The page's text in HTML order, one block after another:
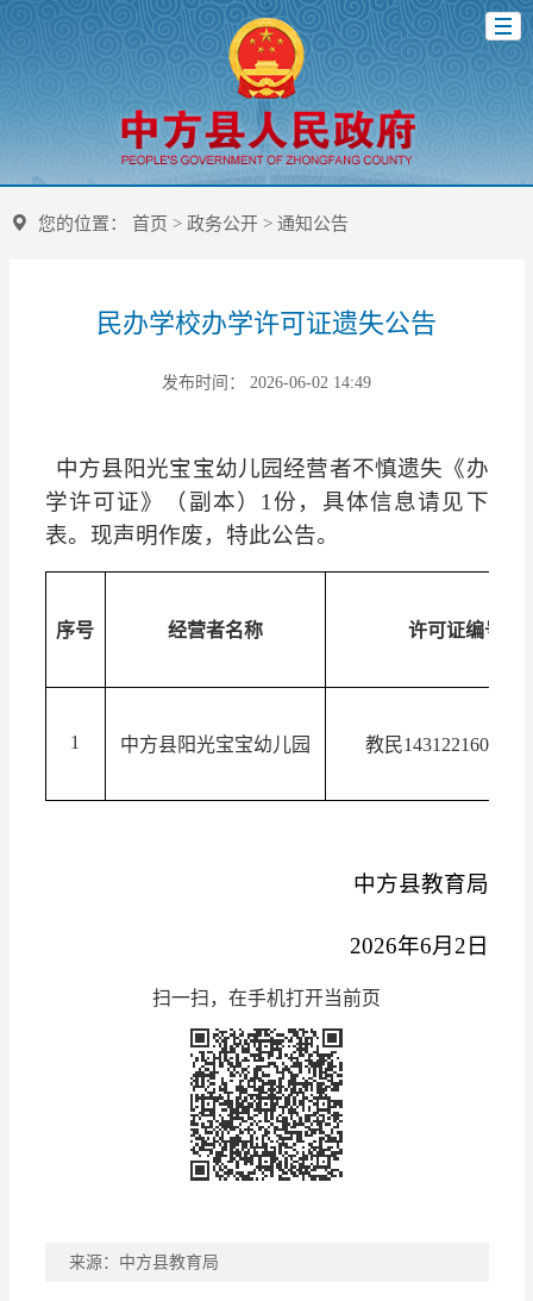
您的位置： 首页 > 政务公开> 通知公告
民办学校办学许可证遗失公告
发布时间： 2026-06-02 14:49
中方县阳光宝宝幼儿园经营者不慎遗失《办
学许可证》（副 本）1份，具体信息请见下
表。现声明作废，特此公告。
序号 经营者名称 许可证编号
1 中方县阳光宝宝幼儿园 教民143122160000
中方县教育局
2026年6月 2 日
扫一扫，在手机打开当前页
来源：中方县教育局